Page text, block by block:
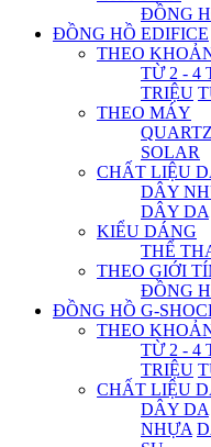
ĐỒNG
ĐỒNG HỒ EDIFICE
THEO
TỪ 2 - 4
TRIỆU
THEO MÁY
SOLAR
CHẤT LIỆU
DÂY
DÂY DA
KIỂU DÁNG
THỂ
THEO GIỚI
ĐỒNG
ĐỒNG HỒ G-
THEO
TỪ 2 - 4
TRIỆU
CHẤT LIỆU
DÂY DA
NHỰA